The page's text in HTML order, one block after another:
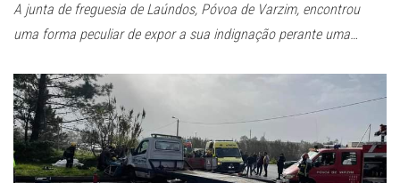
A junta de freguesia de Laúndos, Póvoa de Varzim, encontrou
uma forma peculiar de expor a sua indignação perante uma…